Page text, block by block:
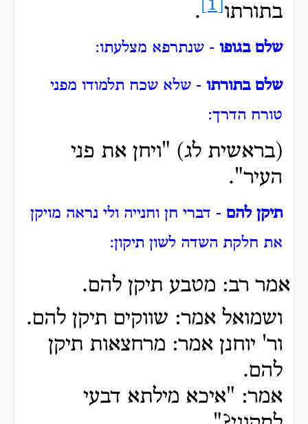
בתורתו
.
שלם בגופו - שנתרפא מצלעתו:
שלם בתורתו - שלא שכח תלמודו מפני
טורח הדרך:
(בראשית לג) "ויחן את פני
העיר".
תיקן להם - דברי חן וחנייה ולי נראה מויקן
את חלקת השדה לשון תיקון:
אמר רב: מטבע תיקן להם.
ושמואל אמר: שווקים תיקן להם.
ור' יוחנן אמר: מרחצאות תיקן
להם.
אמר: "איכא מילתא דבעי